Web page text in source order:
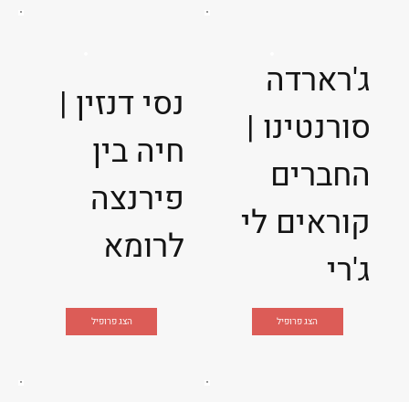
נסי דנזין |
חיה בין
פירנצה
לרומא
הצג פרופיל
ג'רארדה
סורנטינו |
החברים
קוראים לי
ג'רי
הצג פרופיל